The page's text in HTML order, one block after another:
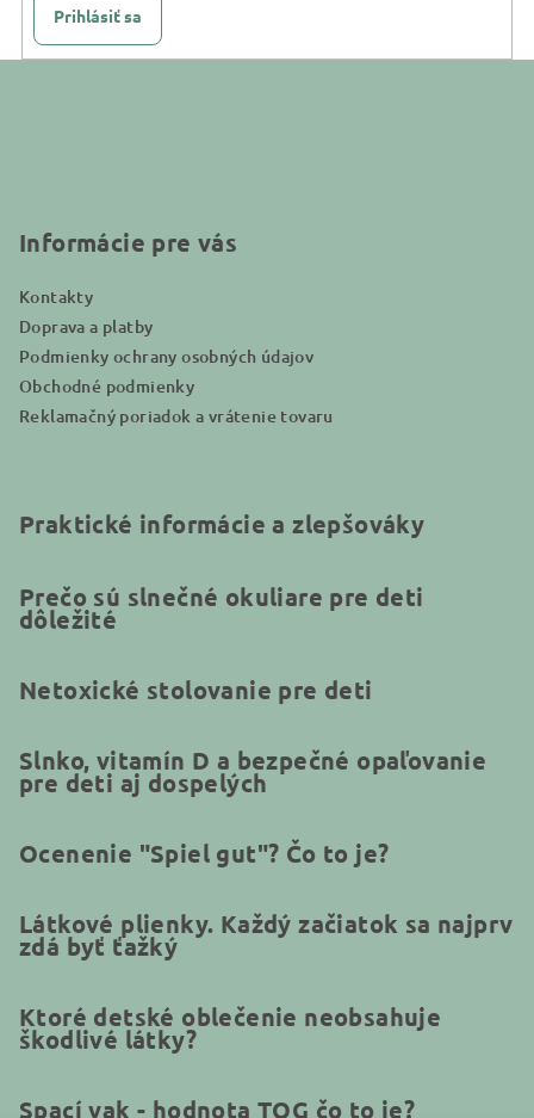
Prihlásiť sa
Informácie pre vás
Kontakty
Doprava a platby
Podmienky ochrany osobných údajov
Obchodné podmienky
Reklamačný poriadok a vrátenie tovaru
Praktické informácie a zlepšováky
Prečo sú slnečné okuliare pre deti
dôležité
Netoxické stolovanie pre deti
Slnko, vitamín D a bezpečné opaľovanie
pre deti aj dospelých
Ocenenie "Spiel gut"? Čo to je?
Látkové plienky. Každý začiatok sa najprv
zdá byť ťažký
Ktoré detské oblečenie neobsahuje
škodlivé látky?
Spací vak - hodnota TOG čo to je?